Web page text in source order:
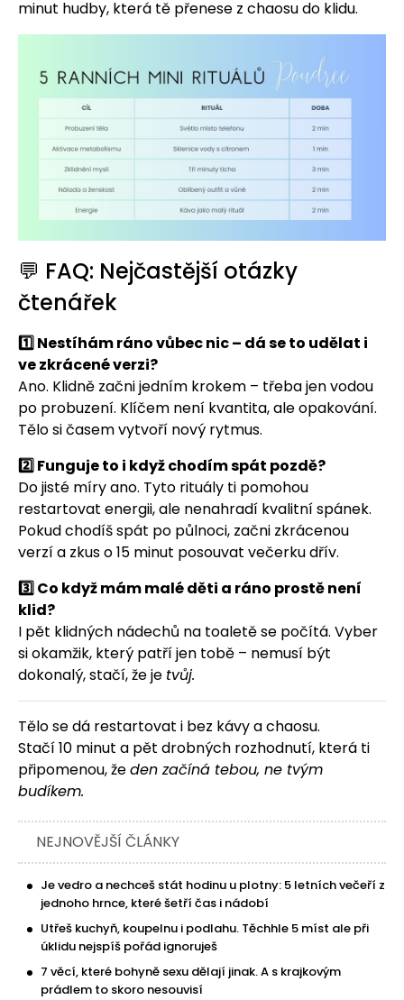
minut hudby, která tě přenese z chaosu do klidu.
💬 FAQ: Nejčastější otázky
čtenářek
1️⃣ Nestíhám ráno vůbec nic – dá se to udělat i
ve zkrácené verzi?
Ano. Klidně začni jedním krokem – třeba jen vodou
po probuzení. Klíčem není kvantita, ale opakování.
Tělo si časem vytvoří nový rytmus.
2️⃣ Funguje to i když chodím spát pozdě?
Do jisté míry ano. Tyto rituály ti pomohou
restartovat energii, ale nenahradí kvalitní spánek.
Pokud chodíš spát po půlnoci, začni zkrácenou
verzí a zkus o 15 minut posouvat večerku dřív.
3️⃣ Co když mám malé děti a ráno prostě není
klid?
I pět klidných nádechů na toaletě se počítá. Vyber
si okamžik, který patří jen tobě – nemusí být
dokonalý, stačí, že je tvůj.
Tělo se dá restartovat i bez kávy a chaosu.
Stačí 10 minut a pět drobných rozhodnutí, která ti
připomenou, žeden začíná tebou, ne tvým
budíkem.
NEJNOVĚJŠÍ ČLÁNKY
Je vedro a nechceš stát hodinu u plotny: 5 letních večeří z
jednoho hrnce, které šetří čas i nádobí
Utřeš kuchyň, koupelnu i podlahu. Těchhle 5 míst ale při
úklidu nejspíš pořád ignoruješ
7 věcí, které bohyně sexu dělají jinak. A s krajkovým
prádlem to skoro nesouvisí